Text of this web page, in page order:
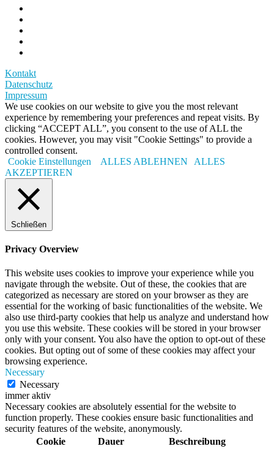
Kontakt
Datenschutz
Impressum
We use cookies on our website to give you the most relevant
experience by remembering your preferences and repeat visits. By
clicking “ACCEPT ALL”, you consent to the use of ALL the
cookies. However, you may visit "Cookie Settings" to provide a
controlled consent.
Cookie Einstellungen
ALLES ABLEHNEN
ALLES
AKZEPTIEREN
Schließen
Privacy Overview
This website uses cookies to improve your experience while you
navigate through the website. Out of these, the cookies that are
categorized as necessary are stored on your browser as they are
essential for the working of basic functionalities of the website. We
also use third-party cookies that help us analyze and understand how
you use this website. These cookies will be stored in your browser
only with your consent. You also have the option to opt-out of these
cookies. But opting out of some of these cookies may affect your
browsing experience.
Necessary
Necessary
immer aktiv
Necessary cookies are absolutely essential for the website to
function properly. These cookies ensure basic functionalities and
security features of the website, anonymously.
Cookie
Dauer Beschreibung